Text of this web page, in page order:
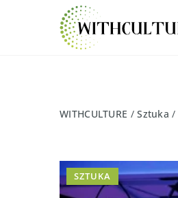
WITHCULTURE /Sztuka /
SZTUKA